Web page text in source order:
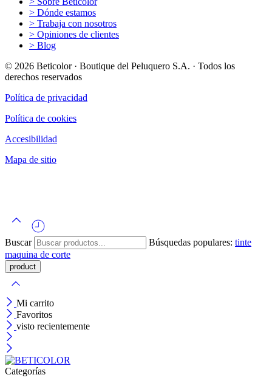
> Dónde estamos
> Trabaja con nosotros
> Opiniones de clientes
> Blog
© 2026 Beticolor · Boutique del Peluquero S.A. · Todos los
derechos reservados
Política de privacidad
Política de cookies
Accesibilidad
Mapa de sitio
Buscar Búsquedas populares: tinte
maquina de corte
Mi carrito
Favoritos
visto recientemente
Categorías